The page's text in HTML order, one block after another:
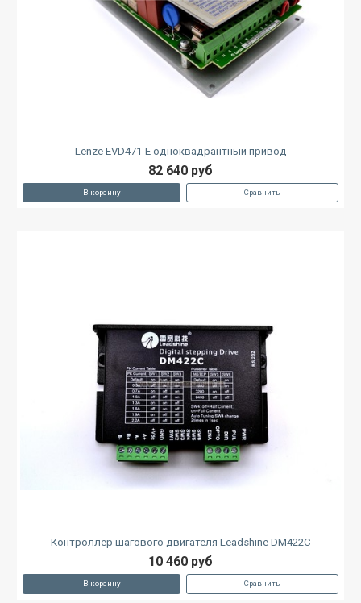
Lenze EVD471-E одноквадрантный привод
82 640 руб
В корзину Сравнить
Контроллер шагового двигателя Leadshine DM422C
10 460 руб
В корзину Сравнить